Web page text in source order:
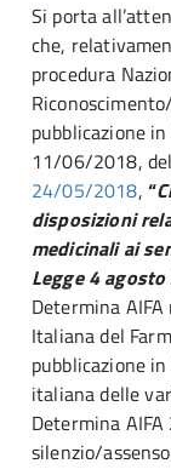
Si porta
che,
procedura
pubblicazione
11/06/2018,
24/05/2018, “
disposizioni
medicinali ai
Legge 4
Determina
Italiana del
pubblicazione
italiana delle
Determina
silenzio/